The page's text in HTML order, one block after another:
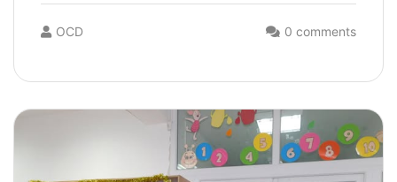
OCD 0 comments